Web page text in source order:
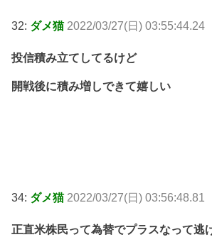
32: ダメ猫 2022/03/27(日) 03:55:44.24
投信積み立てしてるけど
開戦後に積み増しできて嬉しい
34: ダメ猫 2022/03/27(日) 03:56:48.81
正直米株民って為替でプラスなって逃